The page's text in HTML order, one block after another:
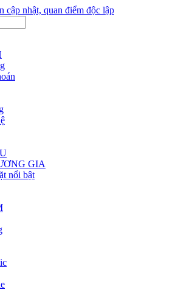
cập nhật, quan điểm độc lập
GIA
nổi bật